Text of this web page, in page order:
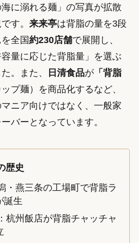
に溺れる麺」の写真が拡散
す。 来来亭は背脂の量を3段
全国約230店舗で展開し、
容量に応じた背脂量」を選ぶ
。また、
日清食品が「背脂
ップ麺）を商品化するなど、
ニア向けではなく、一般家
バーとなっています。
歴史
・燕三条の工場町で背脂ラ
誕生
杭州飯店が背脂チャッチャ